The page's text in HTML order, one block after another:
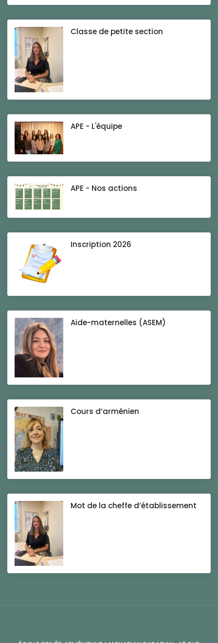
Classe de petite section
APE - L'équipe
APE - Nos actions
Inscription 2026
Aide-maternelles (ASEM)
Cours d’arménien
Mot de la cheffe d’établissement